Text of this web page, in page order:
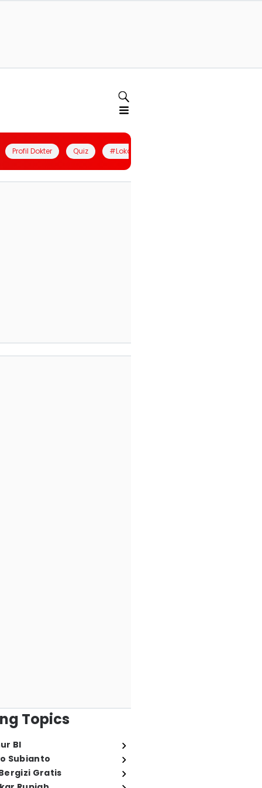
Profil Dokter Quiz #LokalBerdaya
Topics
BI
Subianto
Gratis